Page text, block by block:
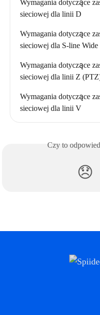
Wymagania dotyczące
sieciowej dla linii D
Wymagania dotyczące
sieciowej dla S-line
Wymagania dotyczące
sieciowej dla linii Z
Wymagania dotyczące
sieciowej dla linii V
Czy to
😞